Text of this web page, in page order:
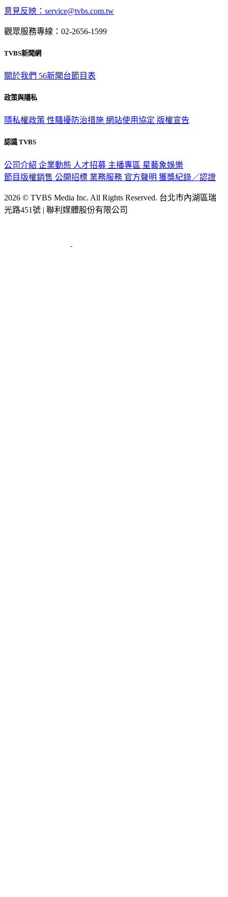
意見反映：service@tvbs.com.tw
觀眾服務專線：02-2656-1599
TVBS新聞網
關於我們 56新聞台節目表
政策與隱私
隱私權政策 性騷擾防治措施 網站使用協定 版權宣告
認識 TVBS
公司介紹 企業動態 人才招募 主播專區 星藝象娛樂
節目版權銷售 公開招標 業務服務 官方聲明 獲獎紀錄／認證
2026 © TVBS Media Inc. All Rights Reserved. 台北市內湖區瑞
光路451號 | 聯利媒體股份有限公司